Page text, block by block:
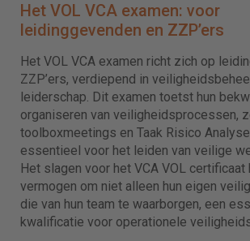
Het VOL VCA examen: voor
leidinggevenden en ZZP’ers
Het VOL VCA examen richt zich op
ZZP’ers, verdiepend in
leiderschap. Dit examen toetst hun
organiseren van veiligheidsprocessen,
toolboxmeetings en Taak Risico
essentieel voor het leiden van veilige
Het slagen voor het VCA VOL
vermogen om niet alleen hun eigen
die van hun team te waarborgen, een
kwalificatie voor operationele